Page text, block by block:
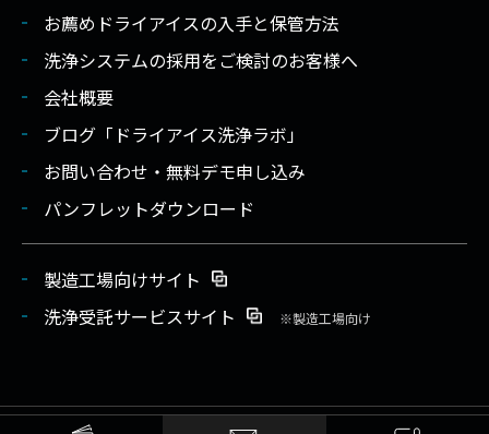
お薦めドライアイスの入手と保管方法
洗浄システムの採用をご検討のお客様へ
会社概要
ブログ「ドライアイス洗浄ラボ」
お問い合わせ・無料デモ申し込み
パンフレットダウンロード
製造工場向けサイト
洗浄受託サービスサイト
※製造工場向け